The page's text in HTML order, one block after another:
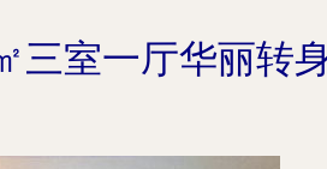
三室一厅华丽转